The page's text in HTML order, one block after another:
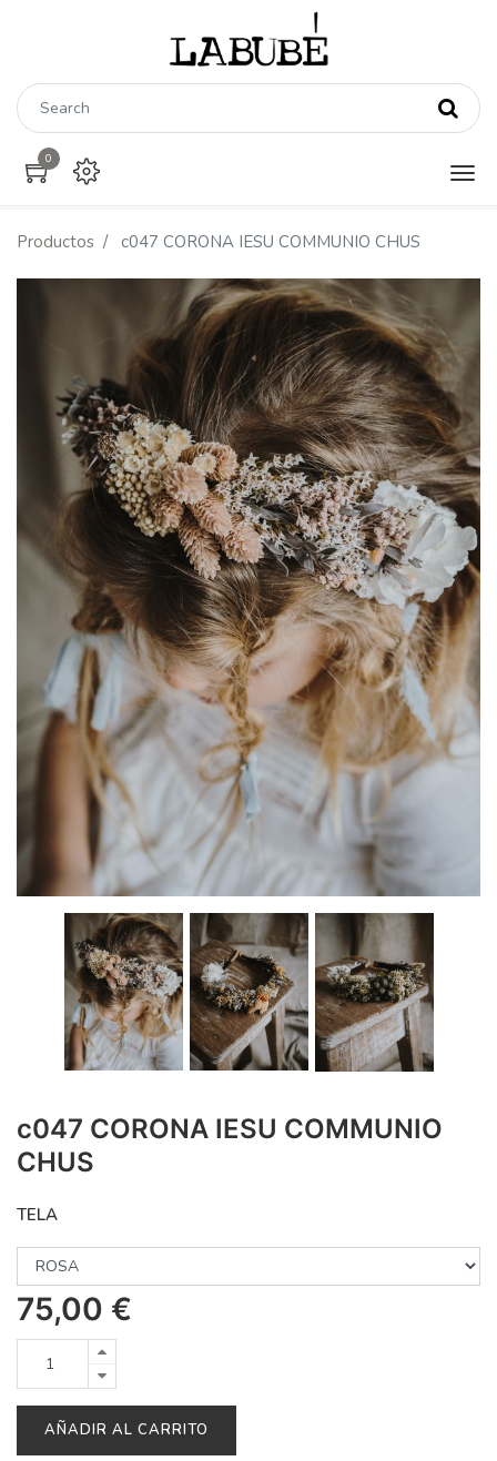
0
Productos c047 CORONA IESU COMMUNIO CHUS
c047 CORONA IESU COMMUNIO
CHUS
TELA
75,00 €
AÑADIR AL CARRITO